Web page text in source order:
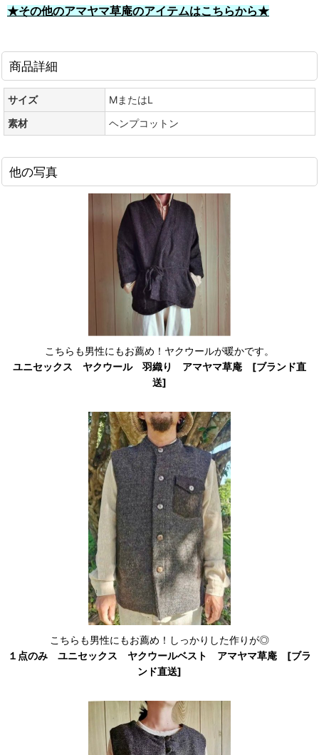
★その他のアマヤマ草庵のアイテムはこちらから★
商品詳細
サイズ
MまたはL
素材
ヘンプコットン
他の写真
こちらも男性にもお薦め！ヤクウールが暖かです。
ユニセックス ヤクウール 羽織り アマヤマ草庵 [ブランド直
送]
こちらも男性にもお薦め！しっかりした作りが◎
１点のみ ユニセックス ヤクウールベスト アマヤマ草庵 [ブラ
ンド直送]